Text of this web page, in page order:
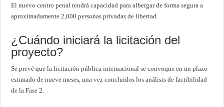
El nuevo centro penal tendrá capacidad para albergar de forma segura a
aproximadamente 2,000 personas privadas de libertad.
¿Cuándo iniciará la licitación del
proyecto?
Se prevé que la licitación pública internacional se convoque en un plazo
estimado de nueve meses, una vez concluidos los análisis de factibilidad
de la Fase 2.